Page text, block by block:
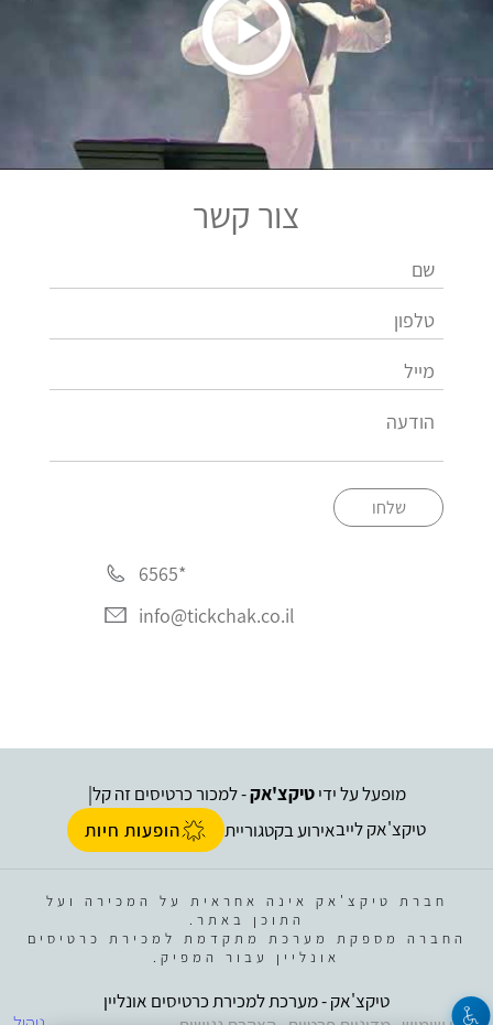
צור קשר
שלחו
*6565
info@tickchak.co.il
מופעל על ידיטיקצ'אק- למכור כרטיסים זה קל
טיקצ'אק לייבאירוע בקטגוריית הופעות חיות
חברת טיקצ'אק אינה אחראית על המכירה ועל
התוכן באתר.
החברה מספקת מערכת מתקדמת למכירת כרטיסים
אונליין עבור המפיק.
טיקצ'אק - מערכת למכירת כרטיסים אונליין